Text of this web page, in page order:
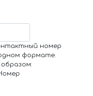
номер
формате.